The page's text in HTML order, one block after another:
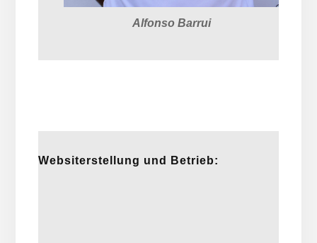
Alfonso Barrui
Websiterstellung und Betrieb: